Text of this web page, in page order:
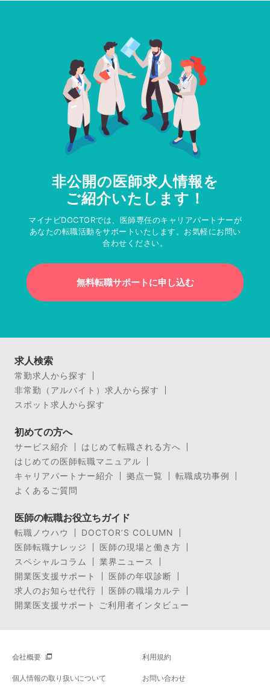
非公開の医師求人情報を
ご紹介いたします！
マイナビDOCTORでは、医師専任のキャリアパートナーが
あなたの転職活動をサポートいたします。お気軽にお問い
合わせください。
無料転職サポートに申し込む
求人検索
常勤求人から探す
非常勤（アルバイト）求人から探す
スポット求人から探す
初めての方へ
サービス紹介
はじめて転職される方へ
はじめての医師転職マニュアル
キャリアパートナー紹介
拠点一覧
転職成功事例
よくあるご質問
医師の転職お役立ちガイド
転職ノウハウ
DOCTOR’S COLUMN
医師転職ナレッジ
医師の現場と働き方
スペシャルコラム
業界ニュース
開業医支援サポート
医師の年収診断
求人のお知らせ代行
医師の職場カルテ
開業医支援サポート ご利用者インタビュー
会社概要 利用規約
個人情報の取り扱いについて お問い合わせ